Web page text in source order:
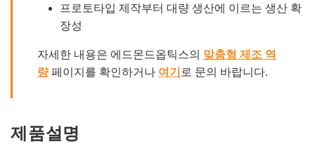
프로토타입 제작부터 대량 생산에 이르는 생산 확
장성
자세한 내용은 에드몬드옵틱스의 맞춤형 제조 역
량페이지를 확인하거나 여기 로 문의 바랍니다.
제품설명